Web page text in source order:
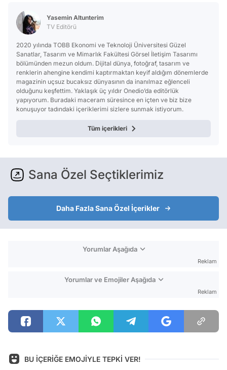
Yasemin Altunterim
TV Editörü
2020 yılında TOBB Ekonomi ve Teknoloji Üniversitesi Güzel
Sanatlar, Tasarım ve Mimarlık Fakültesi Görsel İletişim Tasarımı
bölümünden mezun oldum. Dijital dünya, fotoğraf, tasarım ve
renklerin ahengine kendimi kaptırmaktan keyif aldığım dönemlerde
magazinin uçsuz bucaksız dünyasının da inanılmaz eğlenceli
olduğunu keşfettim. Yaklaşık üç yıldır Onedio’da editörlük
yapıyorum. Buradaki maceram süresince en içten ve biz bize
konuşuyor tadındaki içeriklerimi sizlere sunmak istiyorum.
Tüm içerikleri
Sana Özel Seçtiklerimiz
Daha Fazla Sana Özel İçerikler
Yorumlar Aşağıda
Reklam
Yorumlar ve Emojiler Aşağıda
Reklam
BU İÇERİĞE EMOJİYLE TEPKİ VER!